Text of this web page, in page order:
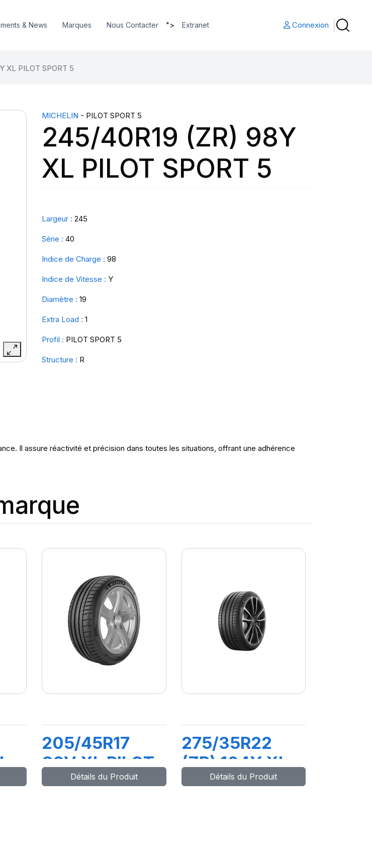
& News Marques Nous Contacter "> Extranet Connexion
XL PILOT SPORT 5
MICHELIN - PILOT SPORT 5
245/40R19 (ZR) 98Y
XL PILOT SPORT 5
Largeur : 245
Série : 40
Indice de Charge : 98
Indice de Vitesse : Y
Diamètre : 19
Extra Load : 1
Profil : PILOT SPORT 5
Structure : R
Il assure réactivité et précision dans toutes les situations, offrant une adhérence
5
205/45R17
88V XL PILOT
SPORT 4 G1
Détails du Produit
275/35R22
(ZR) 104Y XL
PILOT SPORT 4
Détails du Produit